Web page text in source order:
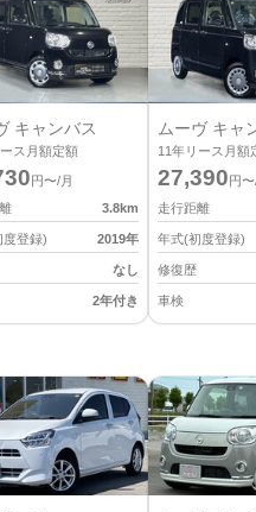
キャンバス
ス月額定額
円〜/月
3.8km
度登録) 2019年
なし
2年付き
ムーヴ キャ
11年リース月額
27,390円
走行距離
年式(初度登録)
修復歴
車検